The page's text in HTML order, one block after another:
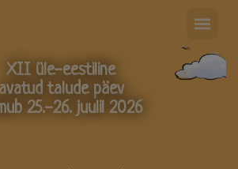
XII üle-eestiline
avatud talude päev
25.-26. juulil 2026